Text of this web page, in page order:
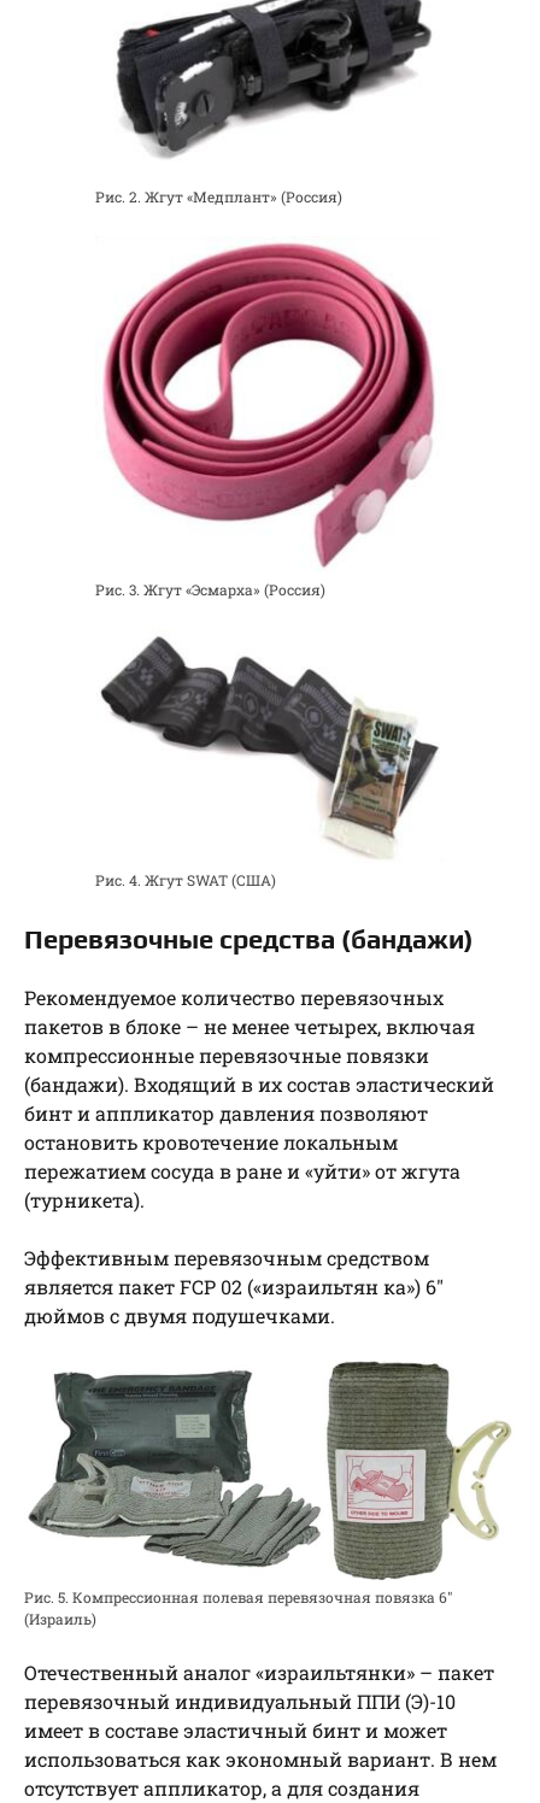
Рис. 2. Жгут «Медплант» (Россия)
Рис. 3. Жгут «Эсмарха» (Россия)
Рис. 4. Жгут SWAT (США)
Перевязочные средства (бандажи)
Рекомендуемое количество перевязочных
пакетов в блоке – не менее четырех, включая
компрессионные перевязочные повязки
(бандажи). Входящий в их состав эластический
бинт и аппликатор давления позволяют
остановить кровотечение локальным
пережатием сосуда в ране и «уйти» от жгута
(турникета).
Эффективным перевязочным средством
является пакет FCP 02 («израильтян ка») 6″
дюймов с двумя подушечками.
Рис. 5. Компрессионная полевая перевязочная повязка 6″
(Израиль)
Отечественный аналог «израильтянки» – пакет
перевязочный индивидуальный ППИ (Э)-10
имеет в составе эластичный бинт и может
использоваться как экономный вариант. В нем
отсутствует аппликатор, а для создания